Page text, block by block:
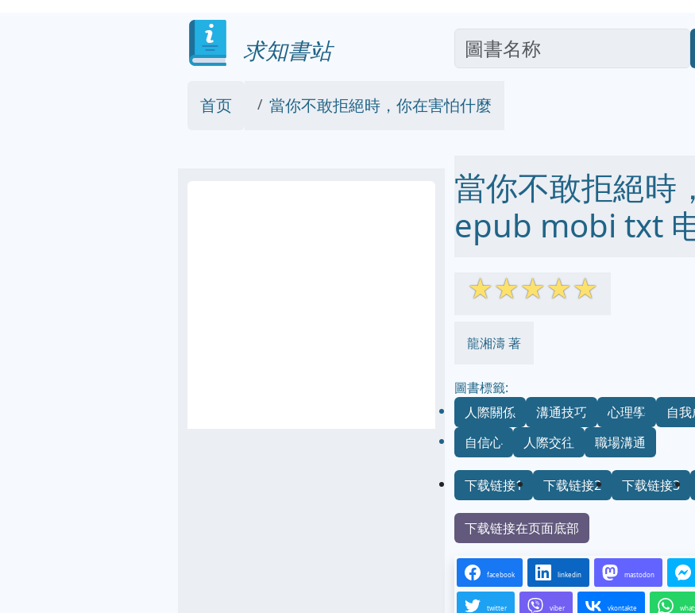
求知書站
首页 當你不敢拒絕時，你在害怕什麼
當你不敢拒絕時
epub mobi txt
☆☆☆☆☆
龍湘濤 著
圖書標籤:
人際關係
溝通技巧 心理學 自
自信心
人際交往 職場溝通
下载链接1 下载链接2 下载链接3
下载链接在页面底部
facebook linkedin mastodon
twitter viber vkontakte